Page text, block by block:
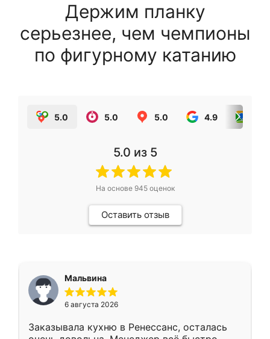
Держим планку
серьезнее, чем чемпионы
по фигурному катанию
5.0 5.0 5.0 4.9
5.0 из 5
На основе 945оценок
Оставить отзыв
Мальвина
6 августа 2026
Заказывала кухню в Ренессанс, осталась